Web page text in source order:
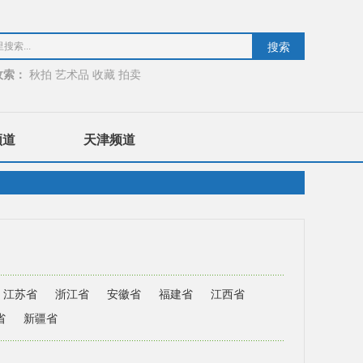
： 秋拍 艺术品 收藏 拍卖
道 天津频道
江苏省 浙江省 安徽省 福建省
江西省
新疆省